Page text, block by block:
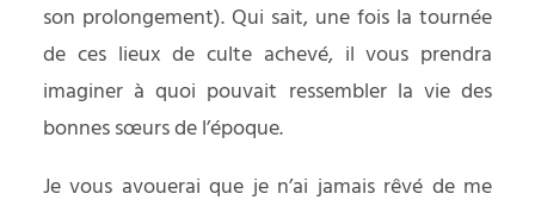
son prolongement). Qui sait, une fois la tournée
de ces lieux de culte achevé, il vous prendra
imaginer à quoi pouvait ressembler la vie des
bonnes sœurs de l’époque.
Je vous avouerai que je n’ai jamais rêvé de me